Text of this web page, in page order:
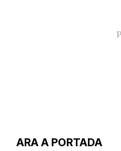
ARA A PORTADA